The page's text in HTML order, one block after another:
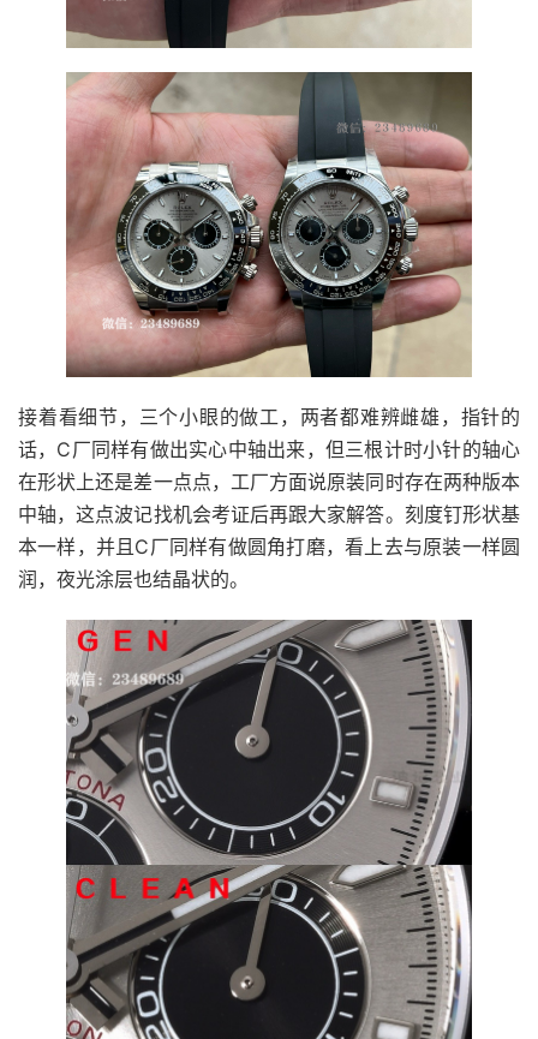
接着看细节，三个小眼的做工，两者都难辨雌雄，指针的
话，C厂同样有做出实心中轴出来，但三根计时小针的轴心
在形状上还是差一点点，工厂方面说原装同时存在两种版本
中轴，这点波记找机会考证后再跟大家解答。刻度钉形状基
本一样，并且C厂同样有做圆角打磨，看上去与原装一样圆
润，夜光涂层也结晶状的。